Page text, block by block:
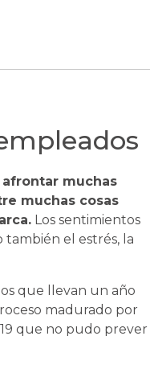
afrontar muchas
muchas cosas
Los sentimientos
también el estrés, la
que llevan un año
madurado por
que no pudo prever